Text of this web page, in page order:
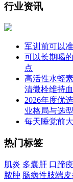
行业资讯
军训前可以
可以长期喝
点
高活性水蛭
清微栓维持
2026年度优
业格局与选
每天睡觉前
热门标签
肌炎 多囊肝 口蹄疫
脓肿 肠病性肢端皮